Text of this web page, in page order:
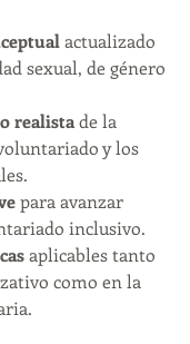
actualizado
sexual, de género
realista de la
y los
para avanzar
inclusivo.
aplicables tanto
como en la